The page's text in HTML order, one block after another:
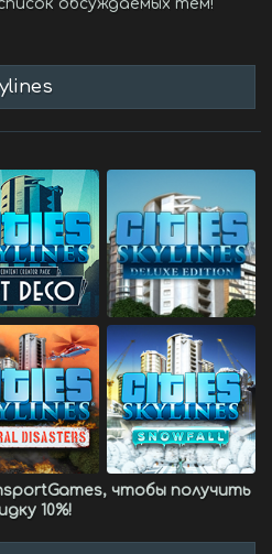
обсуждаемых тем!
, чтобы получить
10%!